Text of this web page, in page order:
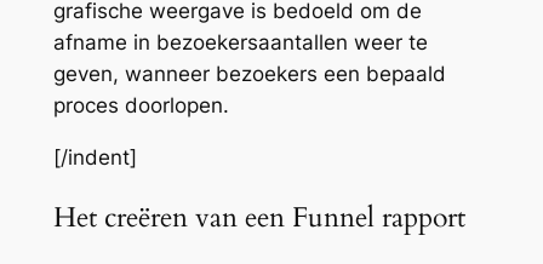
grafische weergave is bedoeld om de
afname in bezoekersaantallen weer te
geven, wanneer bezoekers een bepaald
proces doorlopen.
[/indent]
Het creëren van een Funnel rapport